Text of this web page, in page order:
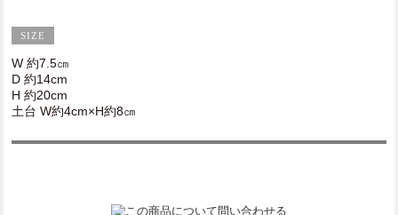
W 約7.5㎝
D 約14cm
H 約20cm
土台 W約4cm×H約8㎝